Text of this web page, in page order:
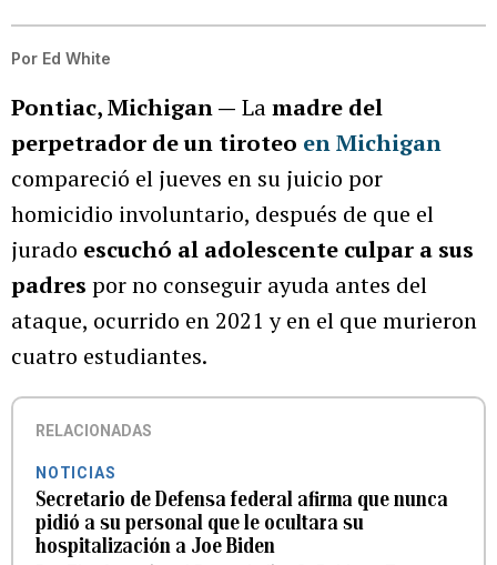
Por Ed White
Pontiac, Michigan — Lamadre del
perpetrador de un tiroteo en Michigan
compareció el jueves en su juicio por
homicidio involuntario, después de que el
jurado escuchó al adolescente culpar a sus
padres por no conseguir ayuda antes del
ataque, ocurrido en 2021 y en el que murieron
cuatro estudiantes.
RELACIONADAS
NOTICIAS
Secretario de Defensa federal afirma que nunca
pidió a su personal que le ocultara su
hospitalización a Joe Biden